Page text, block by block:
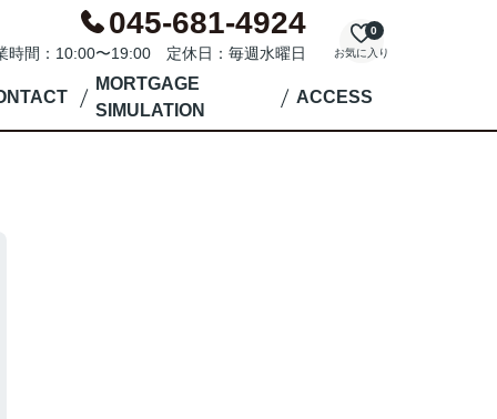
045-681-4924
時間：10:00〜19:00 定休日：毎週水曜日 お気に入り
0
MORTGAGE
SIMULATION
ACCESS